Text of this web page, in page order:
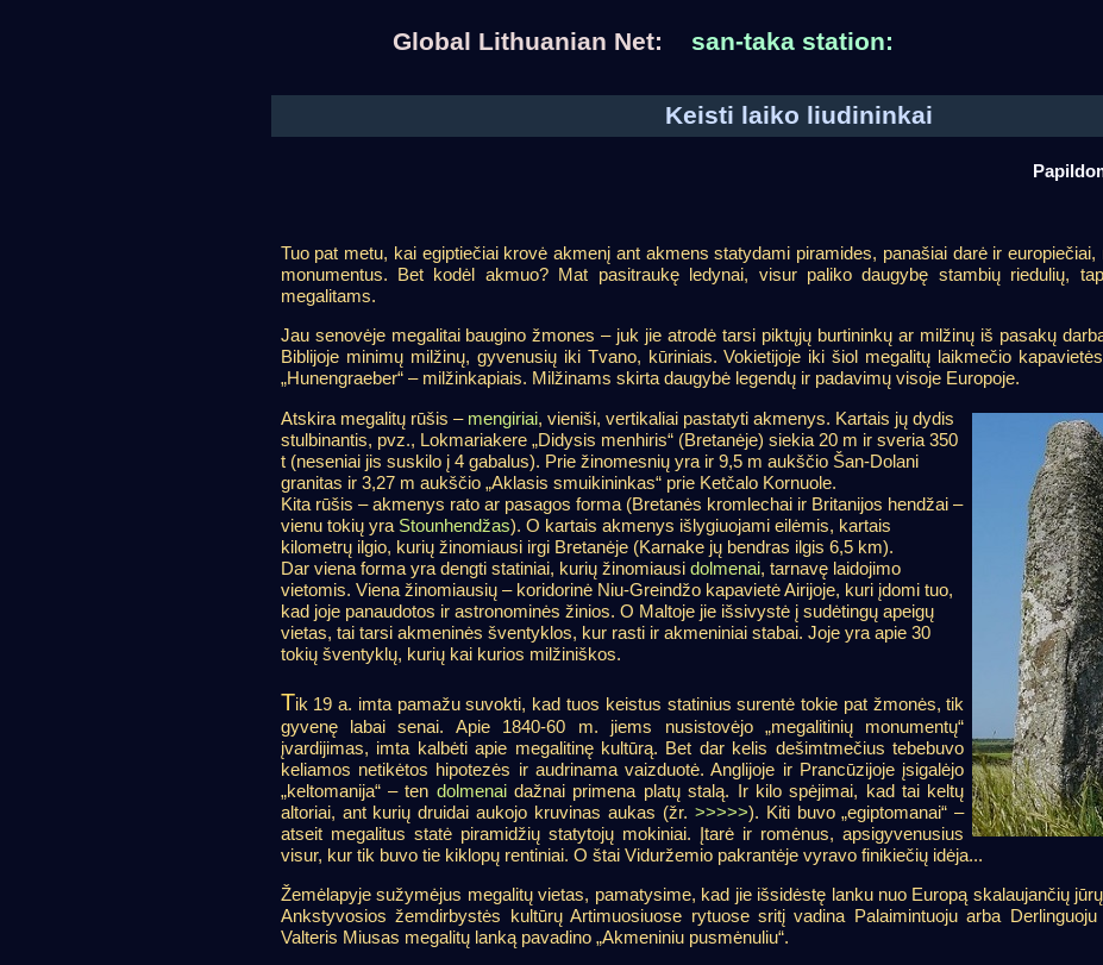
Global Lithuanian Net: san-taka station:
Keisti laiko liudininkai
Tuo pat metu, kai egiptiečiai krovė akmenį ant akmens statydami piramides, panašiai darė ir
monumentus. Bet kodėl akmuo? Mat pasitraukę ledynai, visur paliko daugybę stambių riedulių,
megalitams.
Jau senovėje megalitai baugino žmones – juk jie atrodė tarsi piktųjų burtininkų ar milžinų iš pasakų
Biblijoje minimų milžinų, gyvenusių iki Tvano, kūriniais. Vokietijoje iki šiol megalitų laikmečio kapavietės
„Hunengraeber“ – milžinkapiais. Milžinams skirta daugybė legendų ir padavimų visoje Europoje.
Atskira megalitų rūšis – mengiriai, vieniši, vertikaliai pastatyti akmenys. Kartais jų dydis
stulbinantis, pvz., Lokmariakere „Didysis menhiris“ (Bretanėje) siekia 20 m ir sveria 350
t (neseniai jis suskilo į 4 gabalus). Prie žinomesnių yra ir 9,5 m aukščio Šan-Dolani
granitas ir 3,27 m aukščio „Aklasis smuikininkas“ prie Ketčalo Kornuole.
Kita rūšis – akmenys rato ar pasagos forma (Bretanės kromlechai ir Britanijos hendžai –
vienu tokių yra Stounhendžas). O kartais akmenys išlygiuojami eilėmis, kartais
kilometrų ilgio, kurių žinomiausi irgi Bretanėje (Karnake jų bendras ilgis 6,5 km).
Dar viena forma yra dengti statiniai, kurių žinomiausi dolmenai, tarnavę laidojimo
vietomis. Viena žinomiausių – koridorinė Niu-Greindžo kapavietė Airijoje, kuri įdomi tuo,
kad joje panaudotos ir astronominės žinios. O Maltoje jie išsivystė į sudėtingų apeigų
vietas, tai tarsi akmeninės šventyklos, kur rasti ir akmeniniai stabai. Joje yra apie 30
tokių šventyklų, kurių kai kurios milžiniškos.
Tik 19 a. imta pamažu suvokti, kad tuos keistus statinius surentė tokie pat žmonės, tik
gyvenę labai senai. Apie 1840-60 m. jiems nusistovėjo „megalitinių monumentų“
įvardijimas, imta kalbėti apie megalitinę kultūrą. Bet dar kelis dešimtmečius tebebuvo
keliamos netikėtos hipotezės ir audrinama vaizduotė. Anglijoje ir Prancūzijoje įsigalėjo
„keltomanija“ – ten dolmenaidažnai primena platų stalą. Ir kilo spėjimai, kad tai keltų
altoriai, ant kurių druidai aukojo kruvinas aukas (žr. >>>>>). Kiti buvo „egiptomanai“ –
atseit megalitus statė piramidžių statytojų mokiniai. Įtarė ir romėnus, apsigyvenusius
visur, kur tik buvo tie kiklopų rentiniai. O štai Viduržemio pakrantėje vyravo finikiečių idėja...
Žemėlapyje sužymėjus megalitų vietas, pamatysime, kad jie išsidėstę lanku nuo Europą skalaujančių
Ankstyvosios žemdirbystės kultūrų Artimuosiuose rytuose sritį vadina Palaimintuoju arba
Valteris Miusas megalitų lanką pavadino „Akmeniniu pusmėnuliu“.